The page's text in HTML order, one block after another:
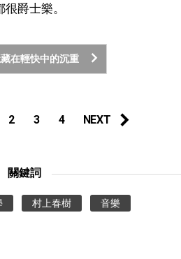
爵士樂。
在輕快中的沉重
2 3 4 NEXT
關鍵詞
村上春樹 音樂